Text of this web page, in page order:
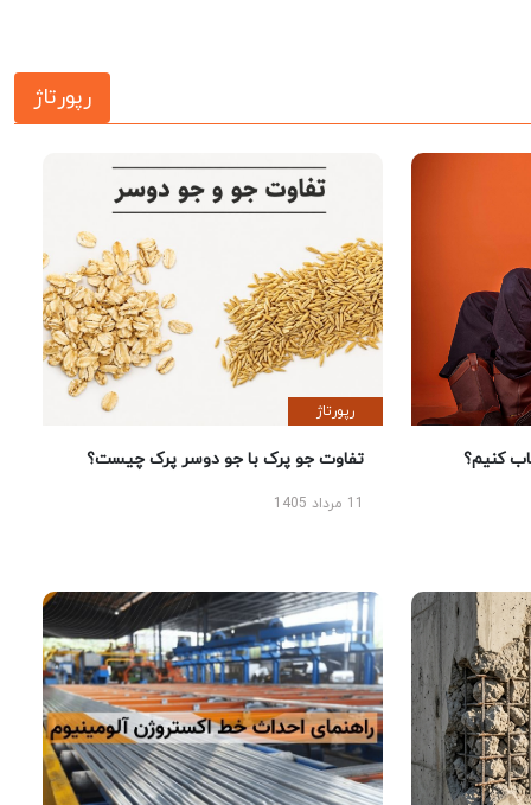
رپورتاژ
کنیم؟
رپورتاژ
تفاوت جو پرک با جو دوسر پرک چیست؟